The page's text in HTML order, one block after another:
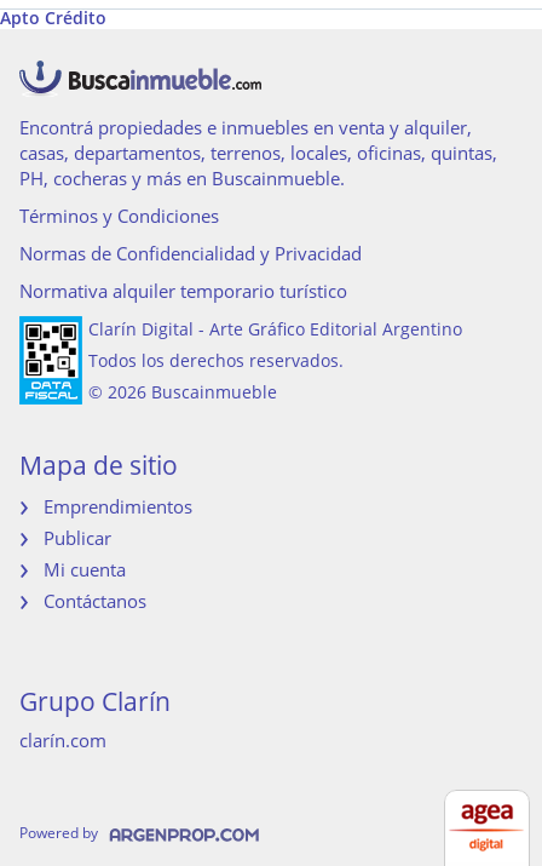
Apto Crédito
Encontrá propiedades e inmuebles en venta y alquiler,
casas, departamentos, terrenos, locales, oficinas, quintas,
PH, cocheras y más en Buscainmueble.
Términos y Condiciones
Normas de Confidencialidad y Privacidad
Normativa alquiler temporario turístico
Clarín Digital - Arte Gráfico Editorial Argentino
Todos los derechos reservados.
© 2026 Buscainmueble
Mapa de sitio
Emprendimientos
Publicar
Mi cuenta
Contáctanos
Grupo Clarín
clarín.com
Powered by